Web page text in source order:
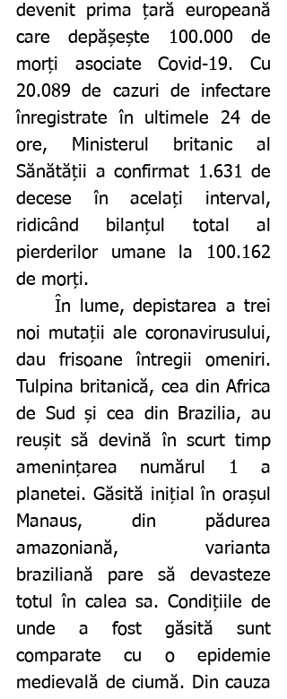
devenit prima țară europeană
care depășește 100.000 de
morți asociate Covid-19. Cu
20.089 de cazuri de infectare
înregistrate în ultimele 24 de
ore, Ministerul britanic al
Sănătății a confirmat 1.631 de
decese în acelați interval,
ridicând bilanțul total al
pierderilor umane la 100.162
de morți.
	În lume, depistarea a trei
noi mutații ale coronavirusului,
dau frisoane întregii omeniri.
Tulpina britanică, cea din Africa
de Sud și cea din Brazilia, au
reușit să devină în scurt timp
amenințarea numărul 1 a
planetei. Găsită inițial în orașul
Manaus, din pădurea
amazoniană, varianta
braziliană pare să devasteze
totul în calea sa. Condițiile de
unde a fost găsită sunt
comparate cu o epidemie
medievală de ciumă. Din cauza